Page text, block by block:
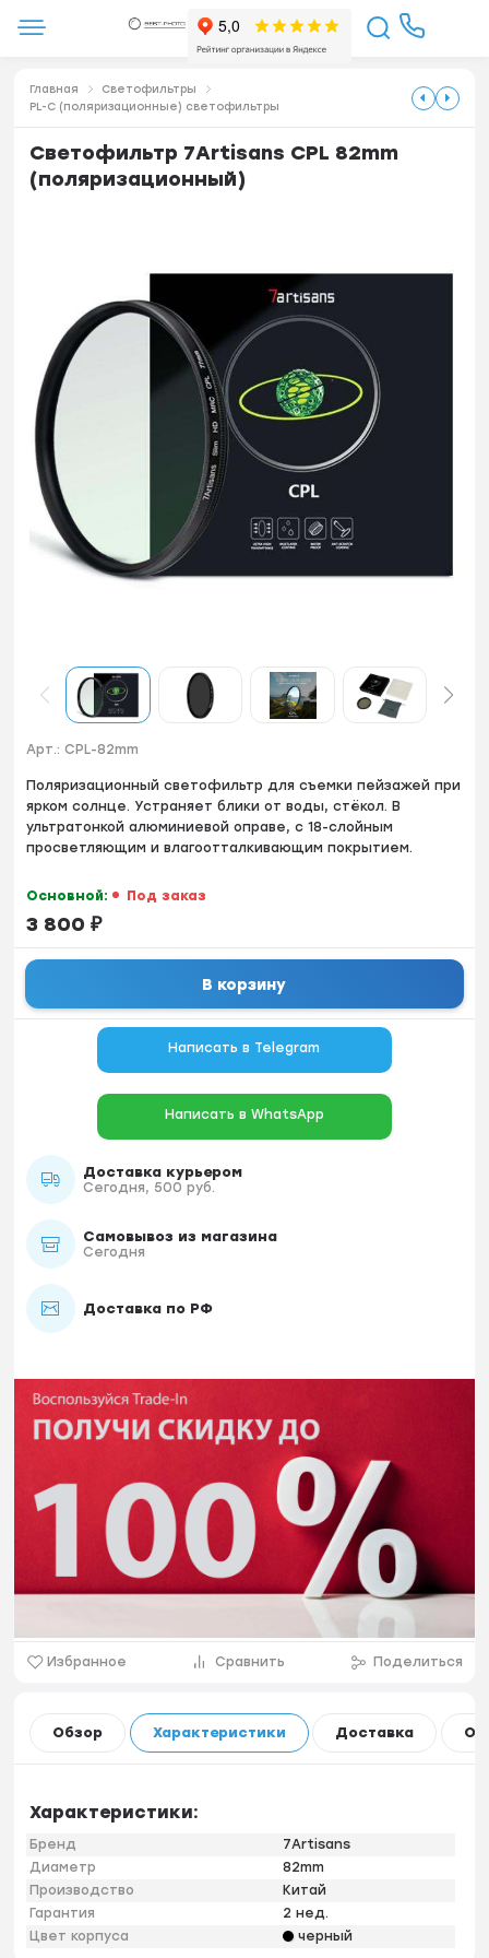
Главная
Светофильтры
PL-C (поляризационные) светофильтры
Светофильтр 7Artisans CPL 82mm
(поляризационный)
Арт.: CPL-82mm
Поляризационный светофильтр для съемки пейзажей при
ярком солнце. Устраняет блики от воды, стёкол. В
ультратонкой алюминиевой оправе, с 18-слойным
просветляющим и влагоотталкивающим покрытием.
Основной: Под заказ
3 800 ₽
В корзину
Написать в Telegram
Написать в WhatsApp
Доставка курьером
Сегодня, 500 руб.
Самовывоз из магазина
Сегодня
Доставка по РФ
Избранное Сравнить Поделиться
Обзор Характеристики Доставка
Характеристики:
Бренд
7Artisans
Диаметр
82mm
Производство
Китай
Гарантия
2 нед.
Цвет корпуса
черный